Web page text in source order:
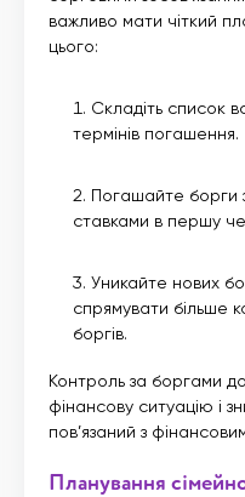
важливо мати чіткий
цього:
Складіть список
термінів погашення.
Погашайте борги
ставками в першу
Уникайте нових
спрямувати більше
боргів.
Контроль за боргами
фінансову ситуацію і
пов’язаний з
Планування